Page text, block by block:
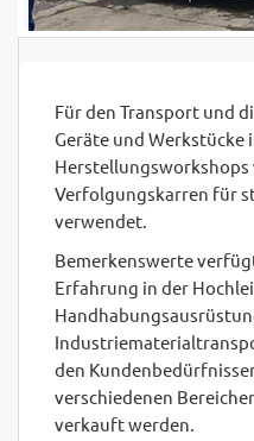
Für den Transport und
Geräte und Werkstücke
Herstellungsworkshops
Verfolgungskarren für
verwendet.
Bemerkenswerte
Erfahrung in der
den
verschiedenen
verkauft werden.